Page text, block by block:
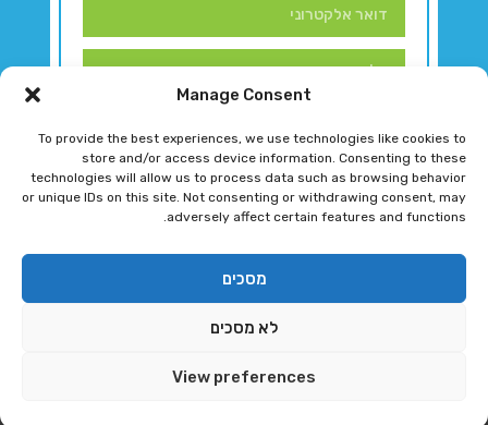
Manage Consent
To provide the best experiences, we use technologies like cookies to
store and/or access device information. Consenting to these
technologies will allow us to process data such as browsing behavior
or unique IDs on this site. Not consenting or withdrawing consent, may
adversely affect certain features and functions.
מסכים
לא מסכים
View preferences